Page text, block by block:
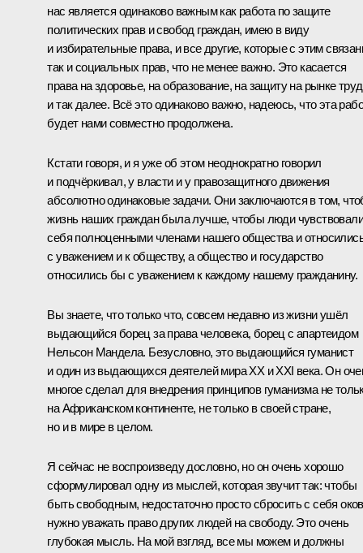
нас является одинаково важным как работа по защите
политических прав и свобод граждан, имею в виду
и избирательные права, и все другие, которые с этим
так и социальных прав, что не менее важно. Это касается
права на здоровье, на образование, на защиту на рынке
и так далее. Всё это одинаково важно, надеюсь, что эта
будет нами совместно продолжена.
Кстати говоря, и я уже об этом неоднократно говорил
и подчёркивал, у власти и у правозащитного движения
абсолютно одинаковые задачи. Они заключаются в том,
жизнь наших граждан была лучше, чтобы люди чувствовали
себя полноценными членами нашего общества и
с уважением и к обществу, а общество и государство
относились бы с уважением к каждому нашему гражданину.
Вы знаете, что только что, совсем недавно из жизни ушёл
выдающийся борец за права человека, борец с апартеидом
Нельсон Мандела. Безусловно, это выдающийся гуманист
и один из выдающихся деятелей мира XX и XXI века. Он
многое сделал для внедрения принципов гуманизма не
на Африканском континенте, не только в своей стране,
но и в мире в целом.
Я сейчас не воспроизведу дословно, но он очень хорошо
сформулировал одну из мыслей, которая звучит так: чтобы
быть свободным, недостаточно просто сбросить с себя
нужно уважать право других людей на свободу. Это очень
глубокая мысль. На мой взгляд, все мы можем и должны